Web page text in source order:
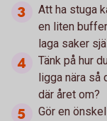
Att ha stuga
en liten
laga saker
Tänk på hur
ligga nära så
där året om?
Gör en